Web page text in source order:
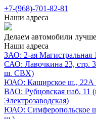
+7-(968)-701-82-81
Наши адреса
Делаем автомобили
Наши адреса
ЗАО: 2-ая Магистральная
САО: Лавочкина 23, стр.
ш. СВХ)
ЮАО: Каширское ш., 22А
ВАО: Рубцовская наб. 11
Электрозаводская)
ЮАО: Симферопольское